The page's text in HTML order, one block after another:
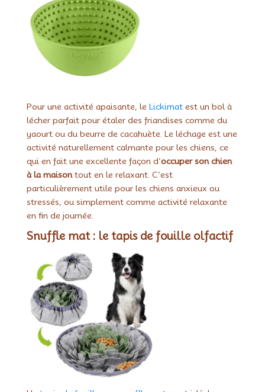
Pour une activité apaisante, le Lickimatest un bol à
lécher parfait pour étaler des friandises comme du
yaourt ou du beurre de cacahuète. Le léchage est une
activité naturellement calmante pour les chiens, ce
qui en fait une excellente façon d’occuper son chien
à la maisontout en le relaxant. C’est
particulièrement utile pour les chiens anxieux ou
stressés, ou simplement comme activité relaxante
en fin de journée.
Snuffle mat : le tapis de fouille olfactif